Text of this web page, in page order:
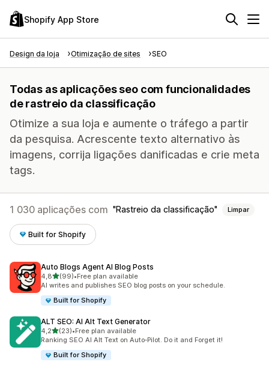
Shopify App Store
Design da loja Otimização de sites SEO
Todas as aplicações seo com funcionalidades
de rastreio da classificação
Otimize a sua loja e aumente o tráfego a partir
da pesquisa. Acrescente texto alternativo às
imagens, corrija ligações danificadas e crie meta
tags.
1 030 aplicações com Rastreio da classificação Limpar
Built for Shopify
Auto Blogs Agent AI Blog Posts
4,8de 5 estrelas
(99)
99 total de avaliações
•Free plan available
AI writes and publishes SEO blog posts on your schedule.
Built for Shopify
ALT SEO: AI Alt Text Generator
4,2de 5 estrelas
(23)
23 total de avaliações
•Free plan available
Ranking SEO AI Alt Text on Auto‑Pilot. Do it and Forget it!
Built for Shopify